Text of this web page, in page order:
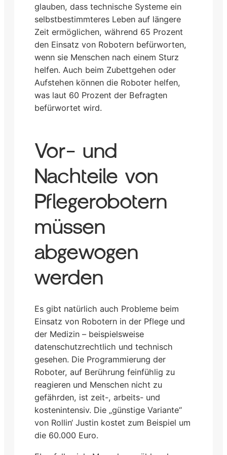
glauben, dass technische Systeme ein
selbstbestimmteres Leben auf längere
Zeit ermöglichen, während 65 Prozent
den Einsatz von Robotern befürworten,
wenn sie Menschen nach einem Sturz
helfen. Auch beim Zubettgehen oder
Aufstehen können die Roboter helfen,
was laut 60 Prozent der Befragten
befürwortet wird.
Vor- und
Nachteile von
Pflegerobotern
müssen
abgewogen
werden
Es gibt natürlich auch Probleme beim
Einsatz von Robotern in der Pflege und
der Medizin – beispielsweise
datenschutzrechtlich und technisch
gesehen. Die Programmierung der
Roboter, auf Berührung feinfühlig zu
reagieren und Menschen nicht zu
gefährden, ist zeit-, arbeits- und
kostenintensiv. Die „günstige Variante“
von Rollin‘ Justin kostet zum Beispiel um
die 60.000 Euro.